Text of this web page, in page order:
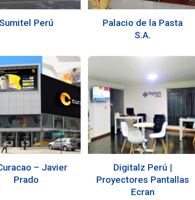
Perú
Palacio de la Pasta
S.A.
– Javier
Prado
Digitalz Perú |
Proyectores Pantallas
Ecran